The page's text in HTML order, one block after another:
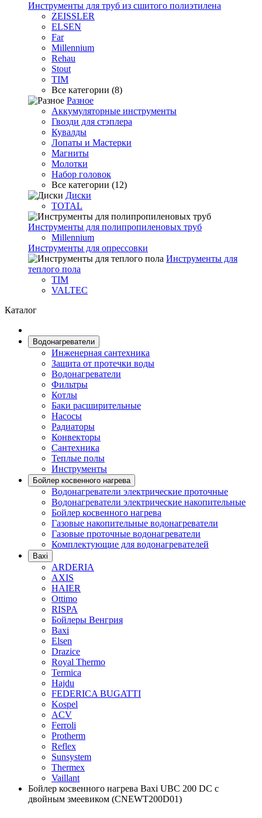
Инструменты для труб из сшитого полиэтилена
ZEISSLER
ELSEN
Far
Millennium
Rehau
Stout
TIM
Все категории (8)
Разное
Аккумуляторные инструменты
Гвозди для стэплера
Кувалды
Лопаты и Мастерки
Магниты
Молотки
Набор головок
Все категории (12)
Диски
TOTAL
Инструменты для полипропиленовых труб
Millennium
Инструменты для опрессовки
Инструменты для
теплого пола
TIM
VALTEC
Каталог
Водонагреватели
Инженерная сантехника
Защита от протечки воды
Водонагреватели
Фильтры
Котлы
Баки расширительные
Насосы
Радиаторы
Конвекторы
Сантехника
Теплые полы
Инструменты
Бойлер косвенного нагрева
Водонагреватeли электрические проточные
Водонагреватели электрические накопительные
Бойлер косвенного нагрева
Газовые накопительные водонагреватели
Газовые проточные водонагреватели
Комплектующие для водонагревателей
Baxi
ARDERIA
AXIS
HAIER
Ottimo
RISPA
Бойлеры Венгрия
Baxi
Elsen
Drazice
Royal Thermo
Termica
Hajdu
FEDERICA BUGATTI
Kospel
ACV
Ferroli
Protherm
Reflex
Sunsystem
Thermex
Vaillant
Бойлер косвенного нагрева Baxi UBC 200 DC с
двойным змеевиком (CNEWT200D01)